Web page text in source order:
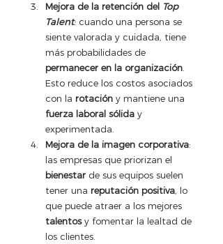
Mejora de la retención del Top
Talent: cuando una persona se
siente valorada y cuidada, tiene
más probabilidades de
permanecer en la organización
Esto reduce los costos asociados
con la rotación y mantiene una
fuerza laboral sólida y
experimentada.
Mejora de la imagen corporativa:
las empresas que priorizan el
bienestar de sus equipos suelen
tener una reputación positiva , lo
que puede atraer a los mejores
talentos y fomentar la lealtad de
los clientes.